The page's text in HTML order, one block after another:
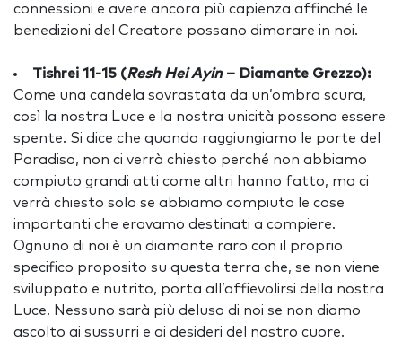
connessioni e avere ancora più capienza affinché le
benedizioni del Creatore possano dimorare in noi.
Tishrei 11-15 (Resh Hei Ayin– Diamante Grezzo):
Come una candela sovrastata da un’ombra scura,
così la nostra Luce e la nostra unicità possono essere
spente. Si dice che quando raggiungiamo le porte del
Paradiso, non ci verrà chiesto perché non abbiamo
compiuto grandi atti come altri hanno fatto, ma ci
verrà chiesto solo se abbiamo compiuto le cose
importanti che eravamo destinati a compiere.
Ognuno di noi è un diamante raro con il proprio
specifico proposito su questa terra che, se non viene
sviluppato e nutrito, porta all’affievolirsi della nostra
Luce. Nessuno sarà più deluso di noi se non diamo
ascolto ai sussurri e ai desideri del nostro cuore.